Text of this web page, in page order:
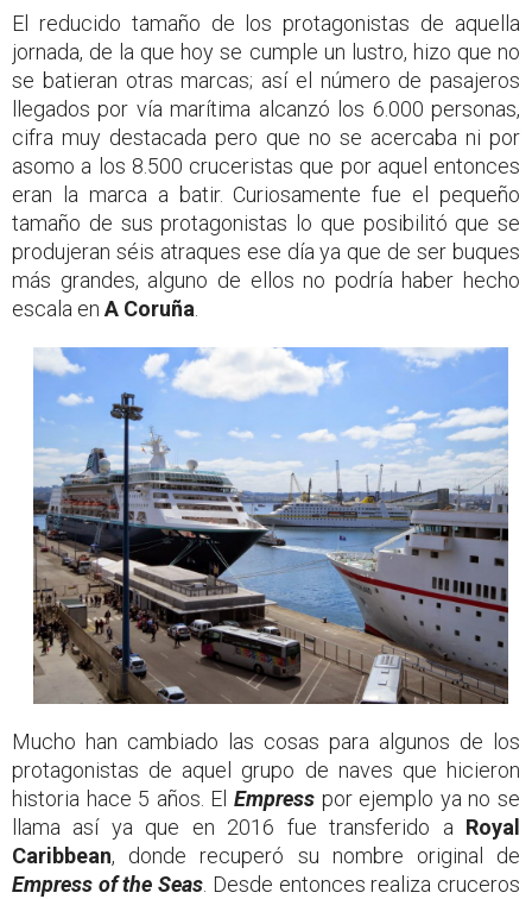
El reducido tamaño de los protagonistas de aquella
jornada, de la que hoy se cumple un lustro, hizo que no
se batieran otras marcas; así el número de pasajeros
llegados por vía marítima alcanzó los 6.000 personas,
cifra muy destacada pero que no se acercaba ni por
asomo a los 8.500 cruceristas que por aquel entonces
eran la marca a batir. Curiosamente fue el pequeño
tamaño de sus protagonistas lo que posibilitó que se
produjeran séis atraques ese día ya que de ser buques
más grandes, alguno de ellos no podría haber hecho
escala en A Coruña.
Mucho han cambiado las cosas para algunos de los
protagonistas de aquel grupo de naves que hicieron
historia hace 5 años. El Empress por ejemplo ya no se
llama así ya que en 2016 fue transferido a Royal
Caribbean, donde recuperó su nombre original de
Empress of the Seas. Desde entonces realiza cruceros